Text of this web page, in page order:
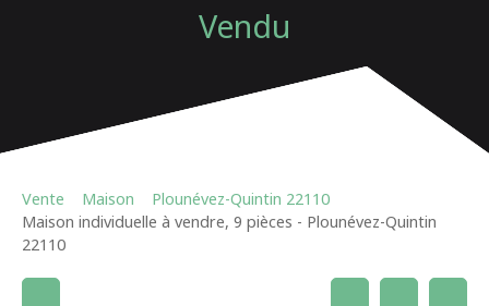
Vendu
Vente Maison
Plounévez-Quintin 22110
Maison individuelle à vendre, 9 pièces - Plounévez-Quintin
22110